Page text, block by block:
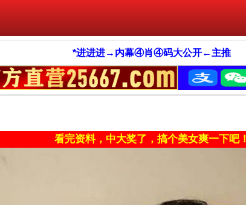
*进进进→内幕④肖④码大公开←主推
看完资料，中大奖了，搞个美女爽一下吧！